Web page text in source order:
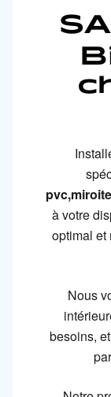
à votre
optimal et
Nous
besoins,